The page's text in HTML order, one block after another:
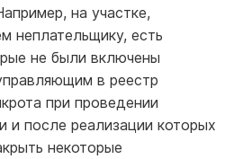
на участке,
неплательщику, есть
не были включены
в реестр
при проведении
и после реализации которых
некоторые